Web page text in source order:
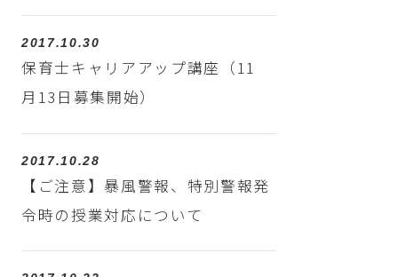
2017.10.30
保育士キャリアアップ講座（11
月13日募集開始）
2017.10.28
【ご注意】暴風警報、特別警報発
令時の授業対応について